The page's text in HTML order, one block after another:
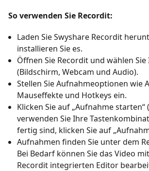
So verwenden Sie Recordit:
Laden Sie Swyshare Recordit
installieren Sie es.
Öffnen Sie Recordit und wählen
(Bildschirm, Webcam und Audio).
Stellen Sie Aufnahmeoptionen wie
Mauseffekte und Hotkeys ein.
Klicken Sie auf „Aufnahme starten“
verwenden Sie Ihre
fertig sind, klicken Sie auf
Aufnahmen finden Sie unter dem
Bei Bedarf können Sie das Video
Recordit integrierten Editor